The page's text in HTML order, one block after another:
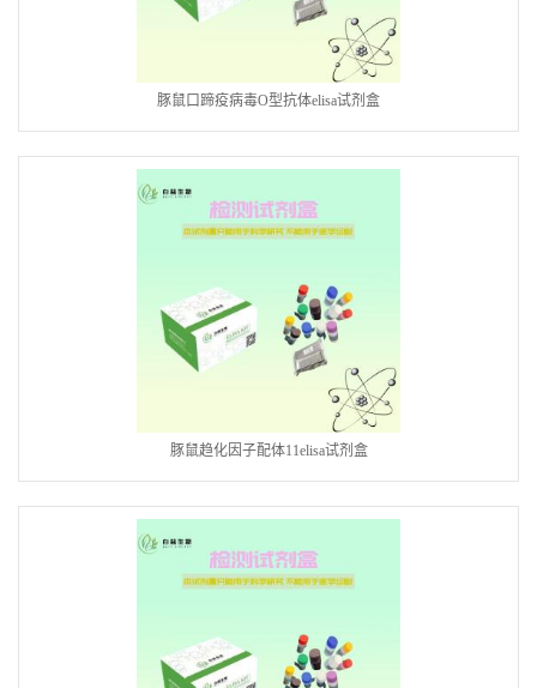
豚鼠口蹄疫病毒O型抗体elisa试剂盒
豚鼠趋化因子配体11elisa试剂盒